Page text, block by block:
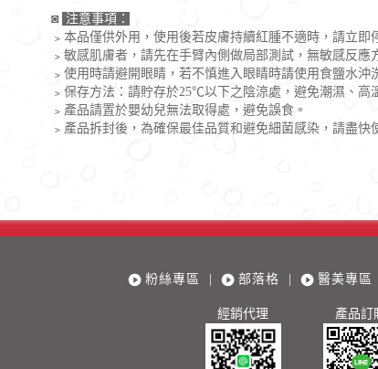
◙ 注意事項：
﹥本品僅供外用，使用後若皮膚持續紅腫不適時，請立即
﹥敏感肌膚者，請先在手臂內側做局部測試，無敏感反應
﹥使用時請避開眼睛，若不慎進入眼睛時請使用食鹽水沖
﹥保存方法：請貯存於25℃以下之陰涼處，避免潮濕、高
﹥產品請置於嬰幼兒無法取得處，避免誤食。
﹥產品拆封後，為確保最佳品質和避免細菌感染，請盡快
粉絲專區 部落格 醫美專區
經銷代理 產品訂